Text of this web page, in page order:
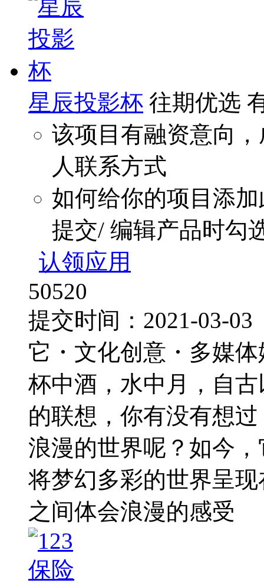
星辰投影杯 往期优选
该项目有融资意向
人联系方式
如何给你的项目添
提交/ 编辑产品时勾
认领应用
50520
提交时间：2021-03-
它・文化创意・多媒体
杯中酒，水中月，自
的联想，你有没有想
浪漫的世界呢？如今
将梦幻多彩的世界呈
之间体会浪漫的感受